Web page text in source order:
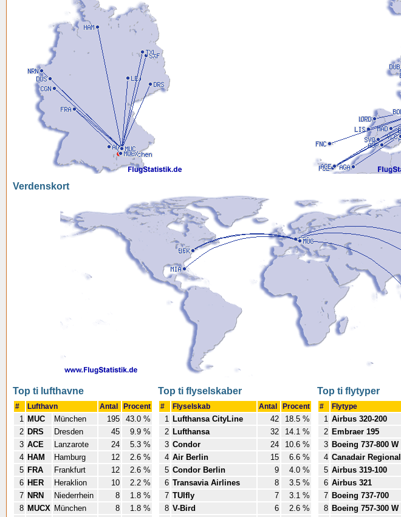
Verdenskort
Top ti lufthavne
# Lufthavn Antal Procent
1 MUC München 195
43.0 %
2 DRS Dresden 45
9.9 %
3 ACE Lanzarote 24
5.3 %
4 HAM Hamburg 12
2.6 %
5 FRA Frankfurt 12
2.6 %
6 HER Heraklion 10
2.2 %
7 NRN Niederrhein 8
1.8 %
8 MUCX München 8
1.8 %
Top ti flyselskaber
# Flyselskab Antal Procent
1 Lufthansa CityLine 42
18.5 %
2 Lufthansa 32
14.1 %
3 Condor 24
10.6 %
4 Air Berlin 15
6.6 %
5 Condor Berlin 9
4.0 %
6 Transavia Airlines 8
3.5 %
7 TUIfly 7
3.1 %
8 V-Bird 6
2.6 %
Top ti flytyper
# Flytype
1 Airbus 320-200
2 Embraer 195
3 Boeing 737-800 W
4 Canadair
5 Airbus 319-100
6 Airbus 321
7 Boeing 737-700
8 Boeing 757-300 W